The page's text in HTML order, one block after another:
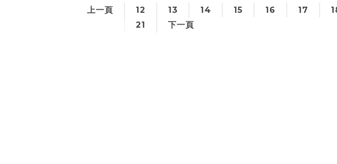
上一頁 12 13 14 15 16 17
21
下一頁